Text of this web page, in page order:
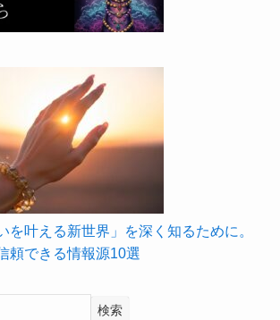
を叶える新世界」を深く知るために。
頼できる情報源10選
検索